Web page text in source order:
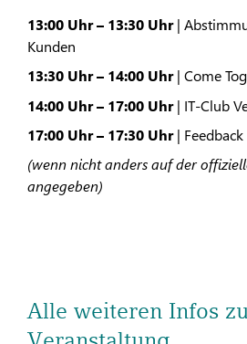
13:00 Uhr – 13:30 Uhr|
Kunden
13:30 Uhr – 14:00 Uhr| Come
14:00 Uhr – 17:00 Uhr| IT-Club
17:00 Uhr – 17:30 Uhr| Feedback
(wenn nicht anders auf der
angegeben)
Alle weiteren Infos